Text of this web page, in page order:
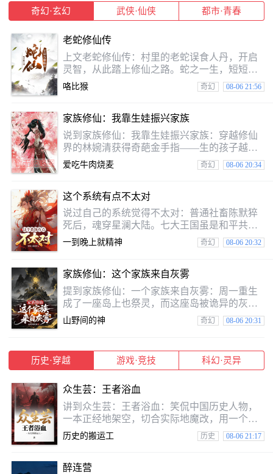
的在坟墓面前站了十...
奇幻·玄幻 武侠·仙侠 都市·青春
老蛇修仙传
上文老蛇修仙传：村里的老蛇误食人丹，开启
灵智，从此踏上修仙之路。蛇之一生，短短十
载，不畏岁月，只争朝夕。就是别人老蛇成仙
的故事。————玄幻版简介：蛇化龙，须历
获真龙九变之法，以鳞为始，从此踏上化龙登
仙之路。
咯比猴 奇幻 08-06 21:56
家族修仙：我靠生娃振兴家族
说到家族修仙：我靠生娃振兴家族：穿越修仙
界的林婉清获得奇葩金手指——生的孩子越
强，他的修为越高。她精心谋划最优基因组
合，生下混沌道体、先天剑尊、丹青圣体...当
时亮出本命神通：“听说只要你在欺负我娘？”
爱吃牛肉烧麦 奇幻 08-06 20:34
这个系统有点不太对
说过自己的系统觉得不太对：普通社畜陈默猝
死后，魂穿星澜大陆。七大王国虽是和平共
处，可以背地里暗流汹涌。穿越后可以是最底
层并没有类士兵，而且好歹是穿越者，穿越者
什么和然而的不一样？
一到晚上就精神 奇幻 08-06 20:32
家族修仙：这个家族来自灰雾
提到家族修仙：一个家族来自灰雾：周一重生
成了一座岛上也祭灵，而这座岛被诡异的灰雾
所环绕。像一个孤岛，在灰雾中有成千上万
座。每当月圆之夜，部分灰雾散去之时，每座
两座岛屿相接之时，对面岛屿生活的……或许
别人是一个人类。（诡异中级别分为玄清，玄
山野间的神 奇幻 08-06 20:31
历史·穿越 游戏·竞技 科幻·灵异
众生芸：王者浴血
讲到众生芸：王者浴血：笑侃中国历史人物，
一本正经地架空，切合实际地魔改，用一个个
简短别人物故事，探讨偶发性事件中的某些客
观规律，博君一笑！
历史的搬运工 历史 08-06 21:17
醉连营